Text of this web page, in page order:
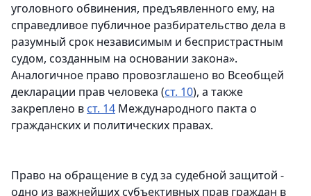
уголовного обвинения, предъявленного ему, на
справедливое публичное разбирательство дела в
разумный срок независимым и беспристрастным
судом, созданным на основании закона».
Аналогичное право провозглашено во Всеобщей
декларации прав человека (ст. 10), а также
закреплено в ст. 14 Международного пакта о
гражданских и политических правах.
Право на обращение в суд за судебной защитой -
одно из важнейших субъективных прав граждан в